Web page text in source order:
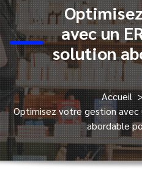
avec un
solution
Accueil
Optimisez votre gestion avec
abordable